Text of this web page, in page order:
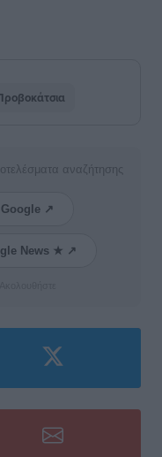
αναζήτησης
↗
News ★ ↗